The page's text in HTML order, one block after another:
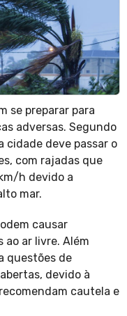
se preparar para
adversas. Segundo
cidade deve passar o
com rajadas que
h devido a
mar.
causar
ar livre. Além
questões de
devido à
cautela e